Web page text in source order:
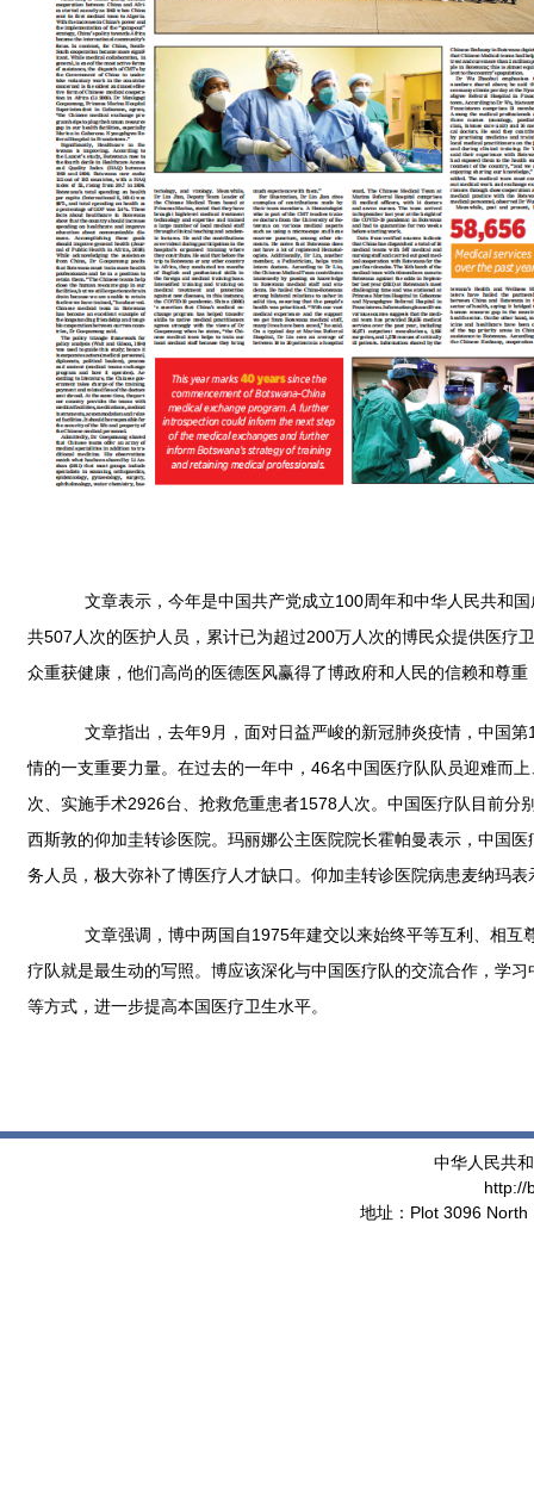
文章表示，今年是中国共产党成立100周年和中华人民共和国
共507人次的医护人员，累计已为超过200万人次的博民众提供医疗
众重获健康，他们高尚的医德医风赢得了博政府和人民的信赖和尊
文章指出，去年9月，面对日益严峻的新冠肺炎疫情，中国第
情的一支重要力量。在过去的一年中，46名中国医疗队队员迎难而
次、实施手术2926台、抢救危重患者1578人次。中国医疗队目前
西斯敦的仰加圭转诊医院。玛丽娜公主医院院长霍帕曼表示，中国
务人员，极大弥补了博医疗人才缺口。仰加圭转诊医院病患麦纳玛
文章强调，博中两国自1975年建交以来始终平等互利、相互
疗队就是最生动的写照。博应该深化与中国医疗队的交流合作，学
等方式，进一步提高本国医疗卫生水平。
中华人民共
http://
地址：Plot 3096